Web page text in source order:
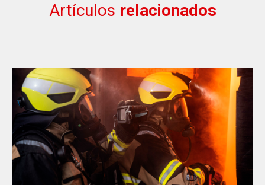
Artículos relacionados